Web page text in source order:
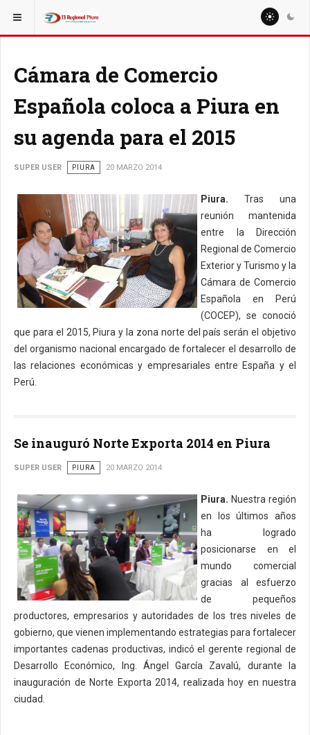
ESTÁ AQUÍ: REGIÓN PIURA
Cámara de Comercio
Española coloca a Piura en
su agenda para el 2015
SUPER USER PIURA 20 MARZO 2014
Piura. Tras una
reunión mantenida
entre la Dirección
Regional de Comercio
Exterior y Turismo y la
Cámara de Comercio
Española en Perú
(COCEP), se conoció
que para el 2015, Piura y la zona norte del país serán el objetivo
del organismo nacional encargado de fortalecer el desarrollo de
las relaciones económicas y empresariales entre España y el
Perú.
Se inauguró Norte Exporta 2014 en Piura
SUPER USER PIURA 20 MARZO 2014
Piura. Nuestra región
en los últimos años
ha logrado
posicionarse en el
mundo comercial
gracias al esfuerzo
de pequeños
productores, empresarios y autoridades de los tres niveles de
gobierno, que vienen implementando estrategias para fortalecer
importantes cadenas productivas, indicó el gerente regional de
Desarrollo Económico, Ing. Ángel García Zavalú, durante la
inauguración de Norte Exporta 2014, realizada hoy en nuestra
ciudad.